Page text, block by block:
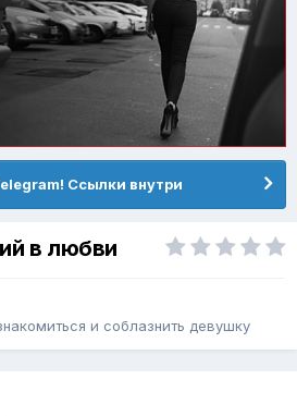
Ссылки внутри
в любви
и соблазнить девушку